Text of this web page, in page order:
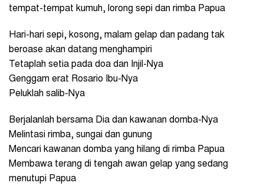
tempat-tempat kumuh, lorong sepi dan rimba Papua
Hari-hari sepi, kosong, malam gelap dan padang tak
beroase akan datang menghampiri
Tetaplah setia pada doa dan Injil-Nya
Genggam erat Rosario Ibu-Nya
Peluklah salib-Nya
Berjalanlah bersama Dia dan kawanan domba-Nya
Melintasi rimba, sungai dan gunung
Mencari kawanan domba yang hilang di rimba Papua
Membawa terang di tengah awan gelap yang sedang
menutupi Papua